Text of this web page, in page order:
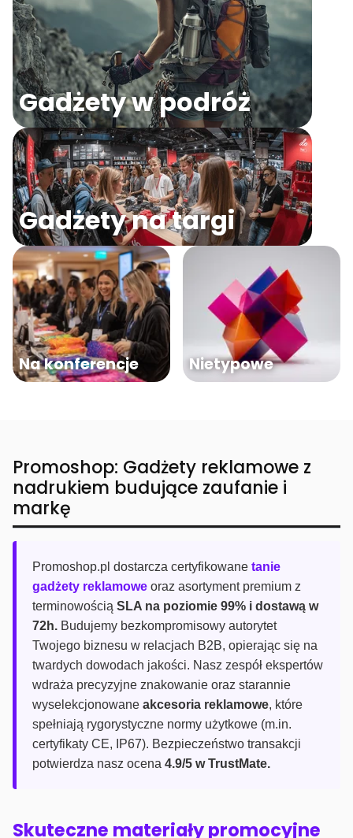
Gadżety w podróż
Gadżety na targi
Na konferencje Nietypowe
Promoshop: Gadżety reklamowe z
nadrukiem budujące zaufanie i
markę
Promoshop.pl dostarcza certyfikowane tanie
gadżety reklamowe oraz asortyment premium z
terminowością SLA na poziomie 99% i dostawą w
72h. Budujemy bezkompromisowy autorytet
Twojego biznesu w relacjach B2B, opierając się na
twardych dowodach jakości. Nasz zespół ekspertów
wdraża precyzyjne znakowanie oraz starannie
wyselekcjonowane akcesoria reklamowe, które
spełniają rygorystyczne normy użytkowe (m.in.
certyfikaty CE, IP67). Bezpieczeństwo transakcji
potwierdza nasz ocena 4.9/5 w TrustMate.
Skuteczne materiały promocyjne